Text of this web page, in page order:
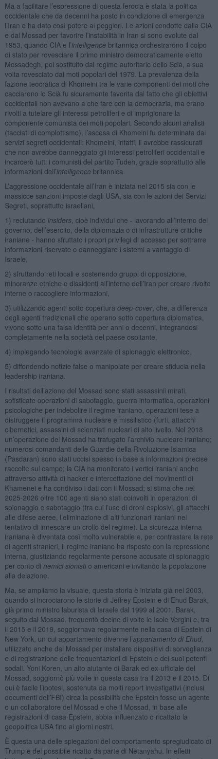
Ma a facilitare l’espressione di questa ferocia è stata la politica
occidentale che da decenni ha posto in condizione di emergenza
l’Iran e ha dato così potere ai peggiori. Le azioni condotte dalla CIA
e dal Mossad per favorire l’instabilità in Iran si sono evolute dal
1953, quando CIA e l’intelligence britannica orchestrarono il colpo
di stato per rovesciare il primo ministro democraticamente eletto
Mossadegh, poi sostituito dal regime autoritario dello Scià, a sua
volta rovesciato dai moti popolari del 1979. La prevalenza della
fazione teocratica di Khomeini tra le varie componenti dei moti che
cacciarono lo Scià fu sicuramente favorita dal fatto che gli obiettivi
occidentali non avevano a che fare con la democrazia, ma erano
rivolti a tutelare gli interessi petroliferi e di imprigionare la
componente comunista dei moti popolari. Secondo alcuni analisti
(tacciati di complottismo), l’ascesa di Khomeini fu determinata dai
servizi segreti occidentali: Khomeini, infatti, li avrebbe rassicurati
che non avrebbe danneggiato gli interessi petroliferi occidentali e
incarcerò tutti i comunisti del partito Tudeh, grazie soprattutto alle
informazioni dell’intelligence britannica.
L’aggressione occidentale all’Iran è iniziata nel 2015 sia con le
massicce sanzioni imposte dagli USA, sia con le azioni dei Servizi
Segreti, soprattutto israeliani,
1) reclutando insiders, cioè individui che - lavorando all’interno del
governo, dell’esercito, della diplomazia o di infrastrutture critiche
iraniane - hanno sfruttato i propri privilegi di accesso per sottrarre
informazioni riservate o danneggiare i sistemi a vantaggio di
Israele,
2) sfruttando reti locali e sostenendo gruppi di opposizione,
minoranze etniche o dissidenti all’interno dell’Iran per creare rivolte
interne o raccogliere informazioni,
3) utilizzando agenti sotto copertura deep-cover, che, a differenza
degli agenti tradizionali che operano sotto copertura diplomatica,
vivono sotto una falsa identità per anni o decenni, integrandosi
completamente nella società del paese ospitante,
4) impiegando tecnologie avanzate di spionaggio elettronico,
5) diffondendo notizie false o manipolate per creare sfiducia nella
leadership iraniana.
I risultati dell’azione del Mossad sono stati assassinii mirati,
sofisticate operazioni di sabotaggio, guerra informatica, operazioni
psicologiche per indebolire il regime iraniano, operazioni tese a
distruggere il programma nucleare e missilistico (furti, attacchi
cibernetici, assassini di scienziati nucleari di alto livello. Nel 2018
un’operazione del Mossad ha trafugato l’archivio nucleare iraniano;
numerosi comandanti delle Guardie della Rivoluzione Islamica
(Pasdaran) sono stati uccisi spesso in base a informazioni precise
raccolte sul campo; la CIA ha monitorato i vertici iraniani anche
attraverso attività di hacker e intercettazione dei movimenti di
Khamenei e ha condiviso i dati con il Mossad; si stima che nel
2025-2026 oltre 100 agenti siano stati coinvolti in operazioni di
spionaggio e sabotaggio (tra cui l’uso di droni esplosivi, gli attacchi
alle difese aeree, l’eliminazione di alti funzionari iraniani nel
tentativo di innescare un crollo del regime). La sicurezza interna
iraniana è diventata così molto vulnerabile e, per contrastare la rete
di agenti stranieri, il regime iraniano ha risposto con la repressione
interna, giustiziando regolarmente persone accusate di spionaggio
per conto di nemici sionistio americani e invitando la popolazione
alla delazione.
Ma, se ampliamo la visuale, questa storia è iniziata già nel 2003,
quando si incrociarono le storie di Jeffrey Epstein e di Ehud Barak,
già primo ministro laburista di Israele dal 1999 al 2001. Barak,
seguito dal Mossad, frequentò decine di volte le Isole Vergini e, tra
il 2015 e il 2019, soggiornava regolarmente nella casa di Epstein di
New York, un cui appartamento divenne l’appartamento di Ehud,
utilizzato anche dal Mossad per installare dispositivi di sorveglianza
e di registrazione delle frequentazioni di Epstein e dei suoi potenti
sodali. Yoni Koren, un alto aiutante di Barak ed ex-ufficiale del
Mossad, soggiornò più volte in questa casa tra il 2013 e il 2015. Di
qui è facile l’ipotesi, sostenuta da molti report investigativi (inclusi
documenti dell’FBI) circa la possibilità che Epstein fosse un agente
o un collaboratore del Mossad e che il Mossad, in base alle
registrazioni di casa-Epstein, abbia influenzato o ricattato la
geopolitica USA fino ai giorni nostri.
È questa una delle spiegazioni del comportamento spregiudicato di
Trump e del possibile ricatto da parte di Netanyahu. In effetti